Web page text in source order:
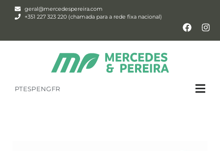
geral@mercedespereira.com
+351 227 323 220 (chamada para a rede fixa nacional)
PTESPENGFR